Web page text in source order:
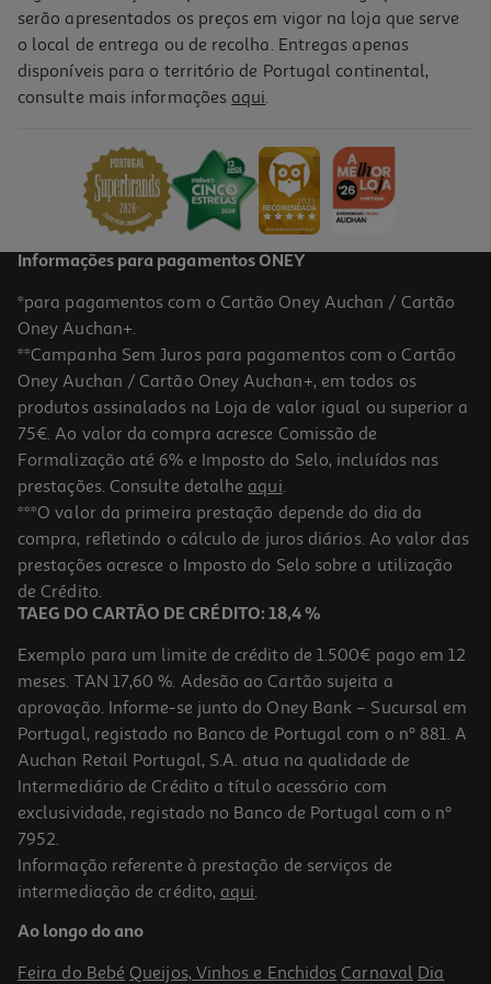
Livro Puzzles Autocolantes E Diversão Com Cores - Dinossauros
PVP de editor
-10%
Livro 100 Jogos: Princesas E Unicórnios De: Ballon
8.91 €/un
9,90 € PVP de editor
8,91 €
-10%
Livro Puzzles Autocolantes E Diversão Com Cores Animais Da
Quinta
7.19 €/un
PVP de editor
serão apresentados os preços em vigor na loja que serve
o local de entrega ou de recolha. Entregas apenas
disponíveis para o território de Portugal continental,
consulte mais informações aqui.
Informações para pagamentos ONEY
*para pagamentos com o Cartão Oney Auchan / Cartão
Oney Auchan+.
**Campanha Sem Juros para pagamentos com o Cartão
Oney Auchan / Cartão Oney Auchan+, em todos os
produtos assinalados na Loja de valor igual ou superior a
75€. Ao valor da compra acresce Comissão de
Formalização até 6% e Imposto do Selo, incluídos nas
prestações. Consulte detalhe aqui.
***O valor da primeira prestação depende do dia da
compra, refletindo o cálculo de juros diários. Ao valor das
prestações acresce o Imposto do Selo sobre a utilização
de Crédito.
TAEG DO CARTÃO DE CRÉDITO: 18,4 %
Exemplo para um limite de crédito de 1.500€ pago em 12
meses. TAN 17,60 %. Adesão ao Cartão sujeita a
aprovação. Informe-se junto do Oney Bank – Sucursal em
Portugal, registado no Banco de Portugal com o nº 881. A
Auchan Retail Portugal, S.A. atua na qualidade de
Intermediário de Crédito a título acessório com
exclusividade, registado no Banco de Portugal com o nº
7952.
Informação referente à prestação de serviços de
intermediação de crédito, aqui.
Ao longo do ano
Feira do Bebé Queijos, Vinhos e Enchidos Carnaval Dia